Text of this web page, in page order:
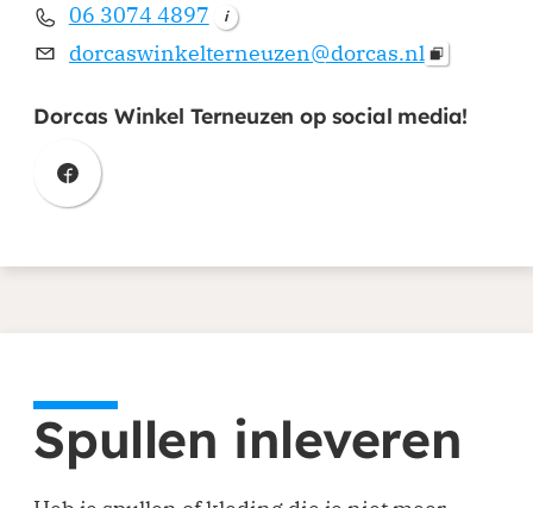
06 3074 4897
i
dorcaswinkelterneuzen@dorcas.nl
Dorcas Winkel Terneuzen op social media!
(opent in nieuw venster)
Spullen inleveren